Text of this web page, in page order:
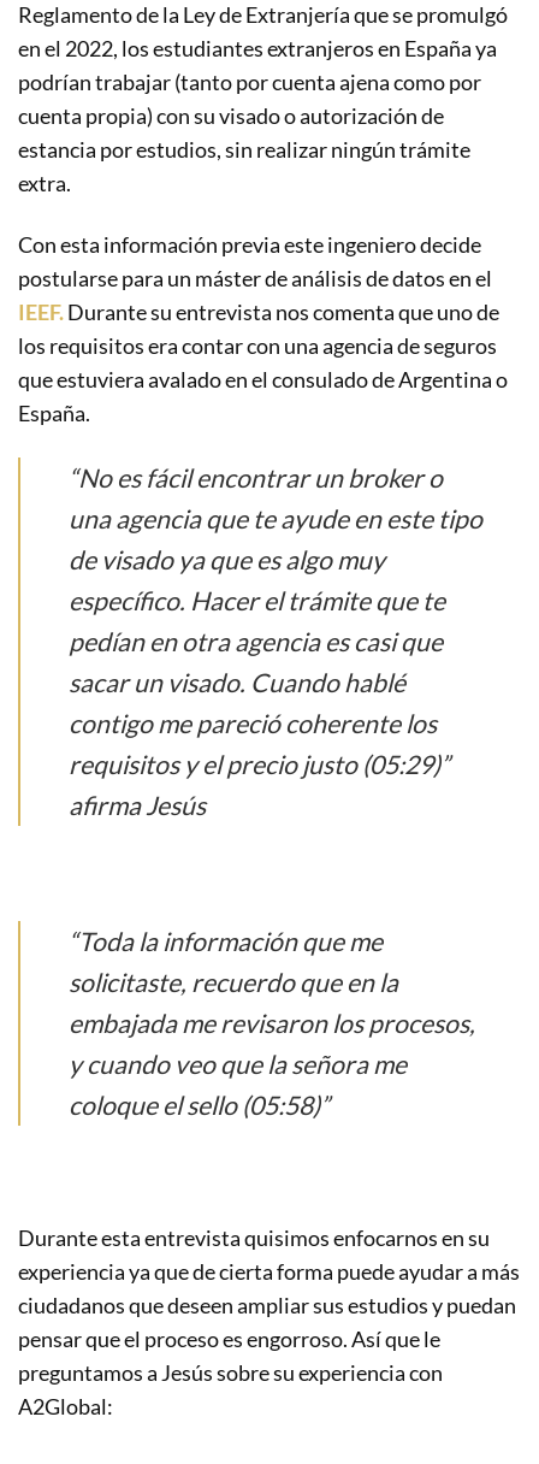
Reglamento de la Ley de Extranjeríaque se promulgó
en el 2022, losestudiantesextranjeros en Españaya
podrían trabajar(tanto por cuenta ajena como por
cuenta propia) con su visado o autorización de
estancia por estudios, sin realizar ningún trámite
extra.
Con esta información previa este ingeniero decide
postularse para un máster de análisis de datos en el
IEEF.Durante su entrevista nos comenta que uno de
los requisitos era contar con una agencia de seguros
que estuviera avalado en el consulado de Argentina o
España.
“No es fácil encontrar un broker o
una agencia que te ayude en este tipo
de visado ya que es algo muy
específico. Hacer el trámite que te
pedían en otra agencia es casi que
sacar un visado. Cuando hablé
contigo me pareció coherente los
requisitos y el precio justo (05:29)”
afirma Jesús
“Toda la información que me
solicitaste, recuerdo que en la
embajada me revisaron los procesos,
y cuando veo que la señora me
coloque el sello (05:58)”
Durante esta entrevista quisimos enfocarnos en su
experiencia ya que de cierta forma puede ayudar a más
ciudadanos que deseen ampliar sus estudios y puedan
pensar que el proceso es engorroso. Así que le
preguntamos a Jesús sobre su experiencia con
A2Global: